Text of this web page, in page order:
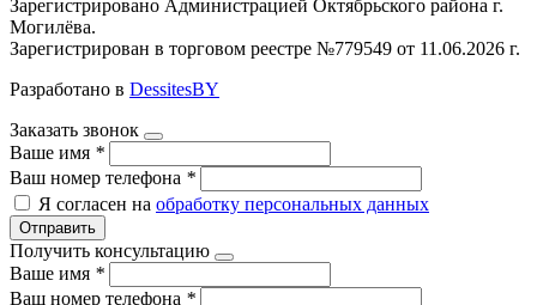
Зарегистрировано Администрацией Октябрьского района г.
Могилёва.
Зарегистрирован в торговом реестре №779549 от 11.06.2026 г.
Разработано в DessitesBY
Заказать звонок
Ваше имя *
Ваш номер телефона *
Я согласен на обработку персональных данных
Отправить
Получить консультацию
Ваше имя *
Ваш номер телефона *